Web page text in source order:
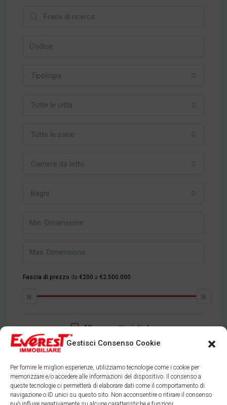
Gestisci Consenso Cookie
Per fornire le migliori esperienze, utilizziamo tecnologie come i cookie per
memorizzare e/o accedere alle informazioni del dispositivo. Il consenso a
queste tecnologie ci permetterà di elaborare dati come il comportamento di
navigazione o ID unici su questo sito. Non acconsentire o ritirare il consenso
Tipologia
Tutte le città
Tutte le zone
Camere da letto
Bagni
Fascia di prezzo da €200 a €2.500.000
Altre caratteristiche